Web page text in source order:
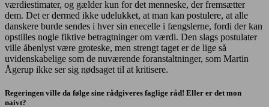
værdiestimater, og gælder kun for det menneske, der fremsætter
dem. Det er dermed ikke udelukket, at man kan postulere, at alle
danskere burde sendes i hver sin enecelle i fængslerne, fordi der kan
opstilles nogle fiktive betragtninger om værdi. Den slags postulater
ville åbenlyst være groteske, men strengt taget er de lige så
uvidenskabelige som de nuværende foranstaltninger, som Martin
Ågerup ikke ser sig nødsaget til at kritisere.
Regeringen ville da følge sine rådgiveres faglige råd! Eller er det mon
naivt?